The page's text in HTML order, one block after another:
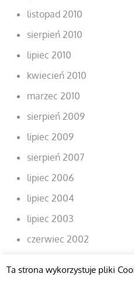
listopad 2010
sierpień 2010
lipiec 2010
kwiecień 2010
marzec 2010
sierpień 2009
lipiec 2009
sierpień 2007
lipiec 2006
lipiec 2004
lipiec 2003
czerwiec 2002
Ta strona wykorzystuje pliki